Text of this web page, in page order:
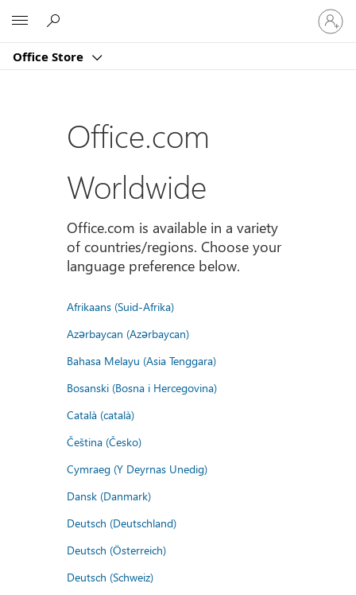
Office Store
Sign
in
to
account
Office.com
Worldwide
Office.com is available in a variety
of countries/regions. Choose your
language preference below.
Afrikaans (Suid-Afrika)
Azərbaycan (Azərbaycan)
Bahasa Melayu (Asia Tenggara)
Bosanski (Bosna i Hercegovina)
Català (català)
Čeština (Česko)
Cymraeg (Y Deyrnas Unedig)
Dansk (Danmark)
Deutsch (Deutschland)
Deutsch (Österreich)
Deutsch (Schweiz)